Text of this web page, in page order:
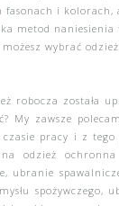
fasonach i
metod
wybrać
robocza została
My zawsze
pracy i z
odzież
, ubranie
spożywczego,